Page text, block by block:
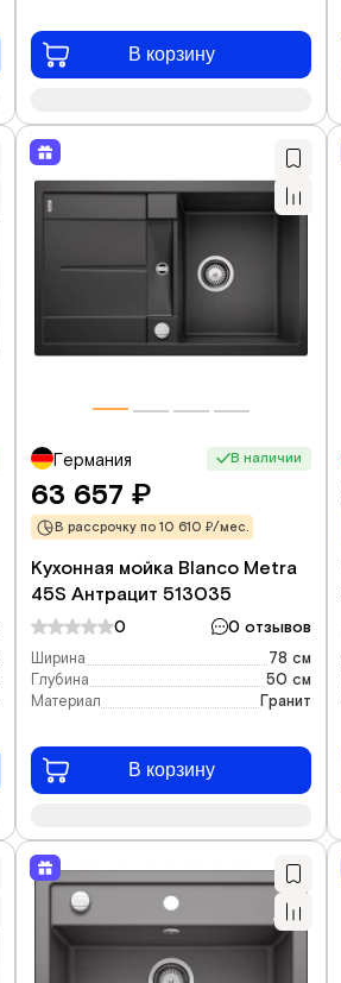
В корзину
Германия В наличии
63 657 ₽
В рассрочку по 10 610 ₽/мес.
Кухонная мойка Blanco Metra
45S Антрацит 513035
0 0 отзывов
Ширина
78 см
Глубина
50 см
Материал
Гранит
В корзину